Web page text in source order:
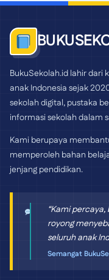
BukuSekolah.id lahir
anak Indonesia sejak
sekolah digital, pustaka
informasi sekolah dalam
Kami berupaya
memperoleh bahan
jenjang pendidikan.
“Kami
royong
seluruh anak
Semangat